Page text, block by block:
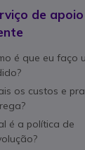
de
é que eu faço
os custos e
é a política de